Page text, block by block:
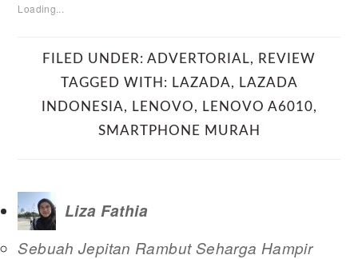
Loading...
FILED UNDER: ADVERTORIAL, REVIEW
TAGGED WITH: LAZADA, LAZADA
INDONESIA, LENOVO, LENOVO A6010,
SMARTPHONE MURAH
Liza Fathia
Sebuah Jepitan Rambut Seharga Hampir